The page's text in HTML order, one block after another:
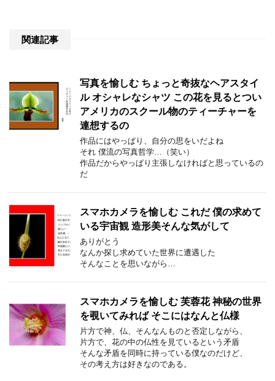
関連記事
写真を愉しむ ちょっと奇抜なヘアスタイ
ル オシャレなシャツ この花を見るとつい
アメリカのスクール物のティーチャーを
連想するの
作品にはやっぱり、自分の思をいだよね
それ 僕流の写真哲学…（笑い）
作品だからやっぱり主張しなければと思っているの
だ
スマホカメラを愉しむ これだ 僕の求めて
いる宇宙観 造形美そんな気がして
ありがとう
なんか探し求めていた世界に遭遇した
そんなことを思いながら…
スマホカメラを愉しむ 芙蓉花 神秘の世界
を覗いてみれば そこにはなんと仏様
片方で神、仏、そんなんものと否定しながら、
片方で、花の中の仏性を見ているという矛盾
そんな矛盾を同時に持っている僕なのだけど、
その考え方は好きなのである。